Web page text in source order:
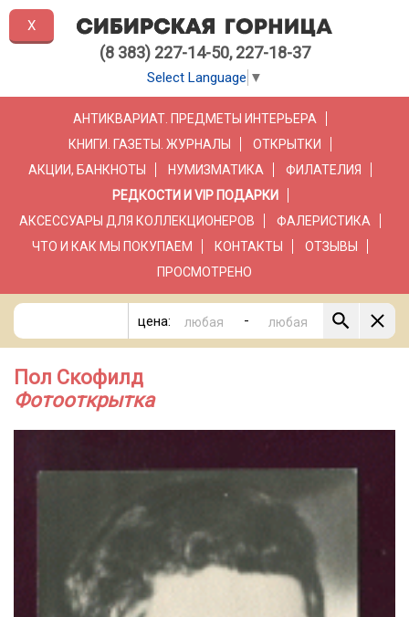
(8 383) 227-14-50, 227-18-37
Select Language ▼
АНТИКВАРИАТ. ПРЕДМЕТЫ ИНТЕРЬЕРА
КНИГИ. ГАЗЕТЫ. ЖУРНАЛЫ
ОТКРЫТКИ
АКЦИИ, БАНКНОТЫ
НУМИЗМАТИКА
ФИЛАТЕЛИЯ
РЕДКОСТИ И VIP ПОДАРКИ
АКСЕССУАРЫ ДЛЯ КОЛЛЕКЦИОНЕРОВ
ФАЛЕРИСТИКА
ЧТО И КАК МЫ ПОКУПАЕМ
КОНТАКТЫ
ОТЗЫВЫ
ПРОСМОТРЕНО
цена: -
Пол Скофилд
Фотооткрытка
X